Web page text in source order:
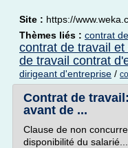
Site : https://
Thèmes liés : contrat
contrat de travail
de travail contrat
dirigeant d'entreprise /
Contrat de
avant de ...
Clause de non
disponibilité du